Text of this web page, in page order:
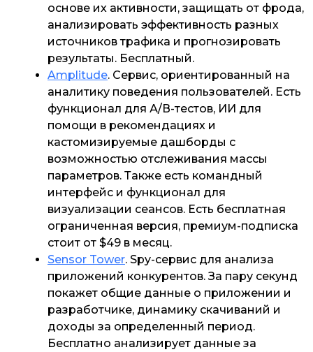
основе их активности, защищать от фрода,
анализировать эффективность разных
источников трафика и прогнозировать
результаты. Бесплатный.
Amplitude. Сервис, ориентированный на
аналитику поведения пользователей. Есть
функционал для А/В-тестов, ИИ для
помощи в рекомендациях и
кастомизируемые дашборды с
возможностью отслеживания массы
параметров. Также есть командный
интерфейс и функционал для
визуализации сеансов. Есть бесплатная
ограниченная версия, премиум-подписка
стоит от $49 в месяц.
Sensor Tower. Spy-сервис для анализа
приложений конкурентов. За пару секунд
покажет общие данные о приложении и
разработчике, динамику скачиваний и
доходы за определенный период.
Бесплатно анализирует данные за